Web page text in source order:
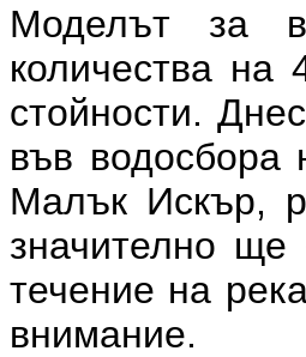
Моделът за
количества
стойности.
във водосбора
Малък Искър,
значително ще
течение на
внимание.